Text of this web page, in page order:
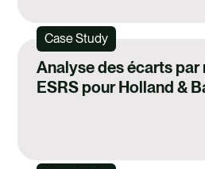
Case Study
Analyse des écarts
ESRS pour Holland &